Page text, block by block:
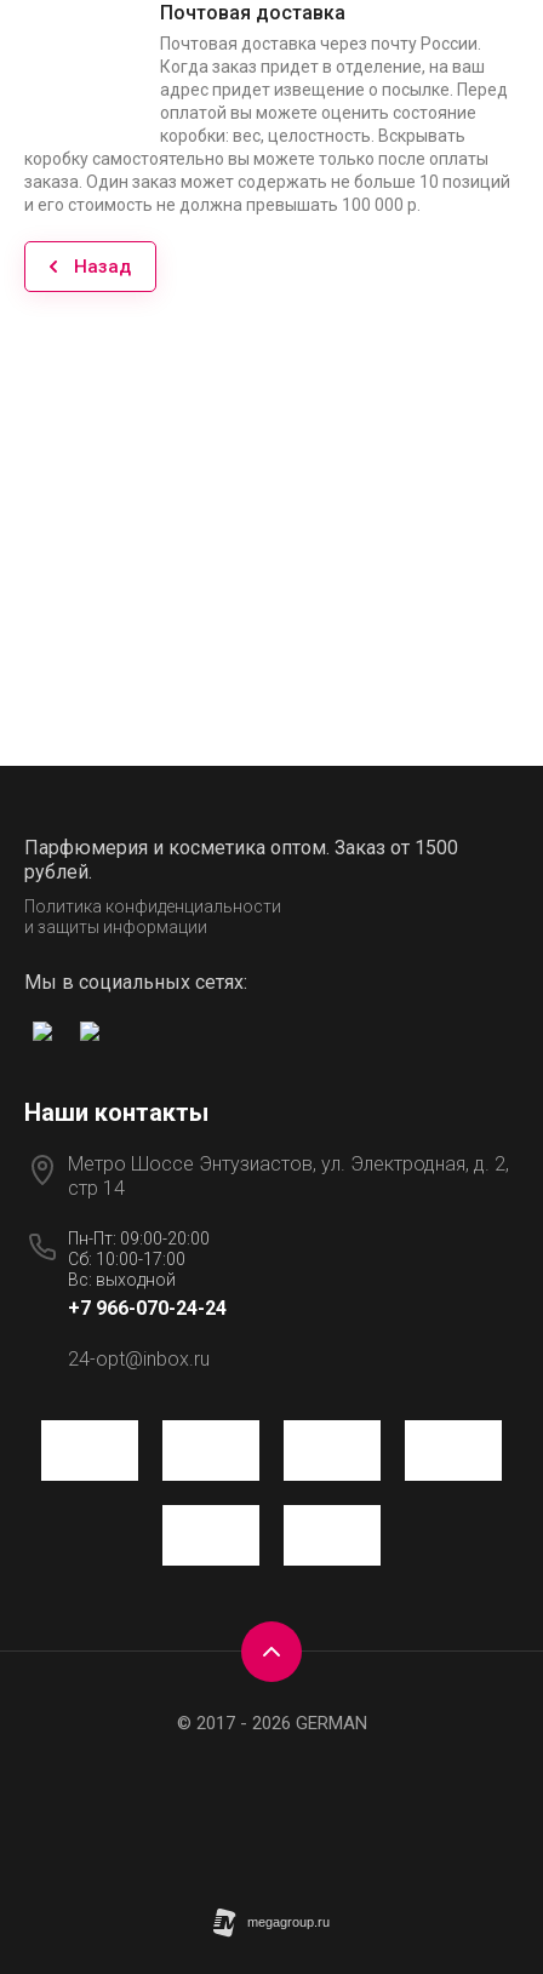
Почтовая доставка
Почтовая доставка через почту России.
Когда заказ придет в отделение, на ваш
адрес придет извещение о посылке. Перед
оплатой вы можете оценить состояние
коробки: вес, целостность. Вскрывать
коробку самостоятельно вы можете только после оплаты
заказа. Один заказ может содержать не больше 10 позиций
и его стоимость не должна превышать 100 000 р.
Назад
Парфюмерия и косметика оптом. Заказ от 1500
рублей.
Политика конфиденциальности
и защиты информации
Мы в социальных сетях:
Наши контакты
Метро Шоссе Энтузиастов, ул. Электродная, д. 2,
стр 14
Пн-Пт: 09:00-20:00
Сб: 10:00-17:00
Вс: выходной
+7 966-070-24-24
24-opt@inbox.ru
© 2017 - 2026 GERMAN